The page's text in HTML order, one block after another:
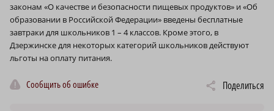
законам «О качестве и безопасности пищевых продуктов» и «Об
образовании в Российской Федерации» введены бесплатные
завтраки для школьников 1 – 4 классов. Кроме этого, в
Дзержинске для некоторых категорий школьников действуют
льготы на оплату питания.
Сообщить об ошибке Поделиться